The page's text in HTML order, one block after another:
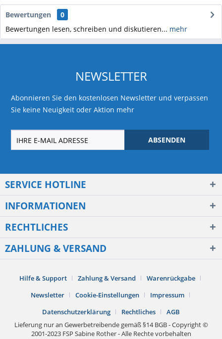
Bewertungen
0
Bewertungen lesen, schreiben und diskutieren... mehr
NEWSLETTER
Abonnieren Sie den kostenlosen Newsletter und verpassen
Sie keine Neuigkeit oder Aktion mehr
ABSENDEN
SERVICE HOTLINE
INFORMATIONEN
RECHTLICHES
ZAHLUNG & VERSAND
Hilfe & Support Zahlung & Versand
Warenrückgabe
Newsletter
Cookie-Einstellungen
Impressum
Datenschutzerklärung
Rechtliches
AGB
Lieferung nur an Gewerbetreibende gemäß §14 BGB - Copyright ©
2001-2023 FSP Sabine Rother - Alle Rechte vorbehalten